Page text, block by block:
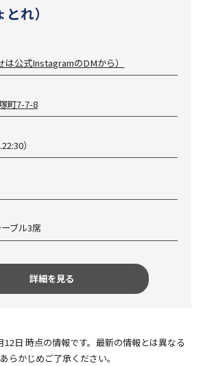
れ）
は公式InstagramのDMから）
町7-7-8
）
ブル3席
詳細を見る
日 時点の情報です。最新の情報とは異なる
らかじめご了承ください。